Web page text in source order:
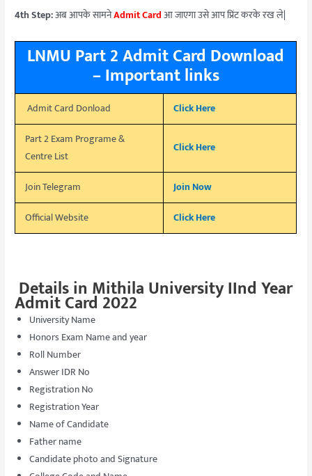
4th Step:अब आपके सामनेAdmit Cardआ जाएगा उसे आप प्रिंट करके रख ले|
LNMU Part 2 Admit Card Download
– Important links
Admit Card Donload
Click Here
Part 2 Exam Programe &
Centre List
Click Here
Join Telegram
Join Now
Official Website
Click Here
Details in Mithila University IInd Year
Admit Card 2022
University Name
Honors Exam Name and year
Roll Number
Answer IDR No
Registration No
Registration Year
Name of Candidate
Father name
Candidate photo and Signature